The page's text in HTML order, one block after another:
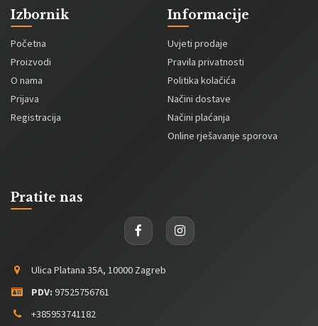
Izbornik
Početna
Proizvodi
O nama
Prijava
Registracija
Informacije
Uvjeti prodaje
Pravila privatnosti
Politika kolačića
Načini dostave
Načini plaćanja
Online rješavanje sporova
Pratite nas
Ulica Platana 35A, 10000 Zagreb
PDV: 97525756761
+385953741182